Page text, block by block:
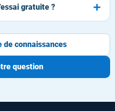
gratuite ?
de connaissances
question